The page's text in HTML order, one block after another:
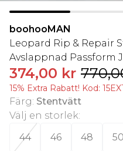
boohooMAN
Leopard Rip & Repair
Avslappnad Passform
374,00 kr
15% Extra Rabatt! Kod:
Färg: Stentvätt
Välj en storlek:
44
46 48 50